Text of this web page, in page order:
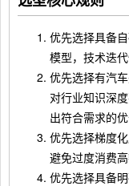
优先选择具备
模型，技术迭
优先选择有汽
对行业知识深
出符合需求的优
优先选择梯度
避免过度消费
优先选择具备